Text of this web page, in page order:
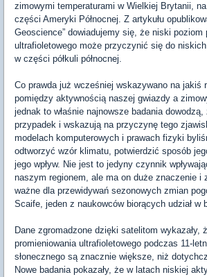
zimowymi temperaturami w Wielkiej Brytanii,
części Ameryki Północnej. Z artykułu
Geoscience” dowiadujemy się, że niski poziom
ultrafioletowego może przyczynić się do
w części półkuli północnej.
Co prawda już wcześniej wskazywano na jakiś
pomiędzy aktywnością naszej gwiazdy a
jednak to właśnie najnowsze badania
przypadek i wskazują na przyczynę tego
modelach komputerowych i prawach fizyki
odtworzyć wzór klimatu, potwierdzić sposób
jego wpływ. Nie jest to jedyny czynnik
naszym regionem, ale ma on duże znaczenie i
ważne dla przewidywań sezonowych zmian
Scaife, jeden z naukowców biorących udział w
Dane zgromadzone dzięki satelitom wykazały,
promieniowania ultrafioletowego podczas 11-
słonecznego są znacznie większe, niż
Nowe badania pokazały, że w latach niskiej